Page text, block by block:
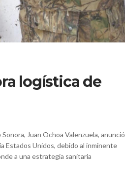
logística de
Juan Ochoa Valenzuela, anunció
Estados Unidos, debido al inminente
a una estrategia sanitaria